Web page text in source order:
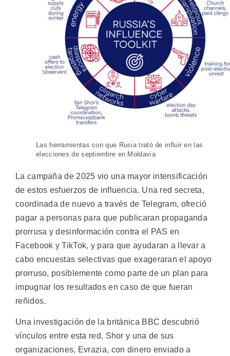
Las herramientas con que Rusia trató de influir en las
elecciones de septiembre en Moldavia
La campaña de 2025 vio una mayor intensificación
de estos esfuerzos de influencia. Una red secreta,
coordinada de nuevo a través de Telegram, ofreció
pagar a personas para que publicaran propaganda
prorrusa y desinformación contra el PAS en
Facebook y TikTok, y para que ayudaran a llevar a
cabo encuestas selectivas que exageraran el apoyo
prorruso, posiblemente como parte de un plan para
impugnar los resultados en caso de que fueran
reñidos.
Una investigación de la británica BBC descubrió
vínculos entre esta red, Shor y una de sus
organizaciones, Evrazia, con dinero enviado a